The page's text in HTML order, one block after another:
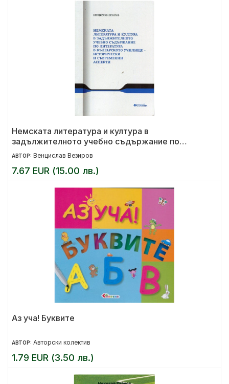
Немската литература и култура в
задължителното учебно съдържание по
литература в българското училище
АВТОР: Венцислав Везиров
7.67 EUR (15.00 лв.)
Аз уча! Буквите
АВТОР: Авторски колектив
1.79 EUR (3.50 лв.)